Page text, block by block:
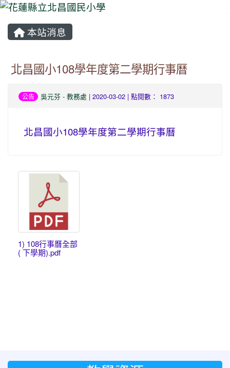
本站消息
北昌國小108學年度第二學期行事曆
公告 吳元芬 - 教務處 | 2020-03-02 | 點閱數： 1873
北昌國小108學年度第二學期行事曆
1) 108行事曆全部
( 下學期).pdf